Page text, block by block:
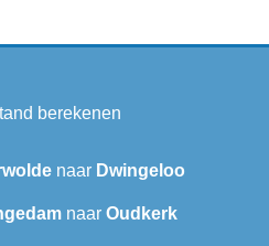
berekenen
naar Dwingeloo
naar Oudkerk